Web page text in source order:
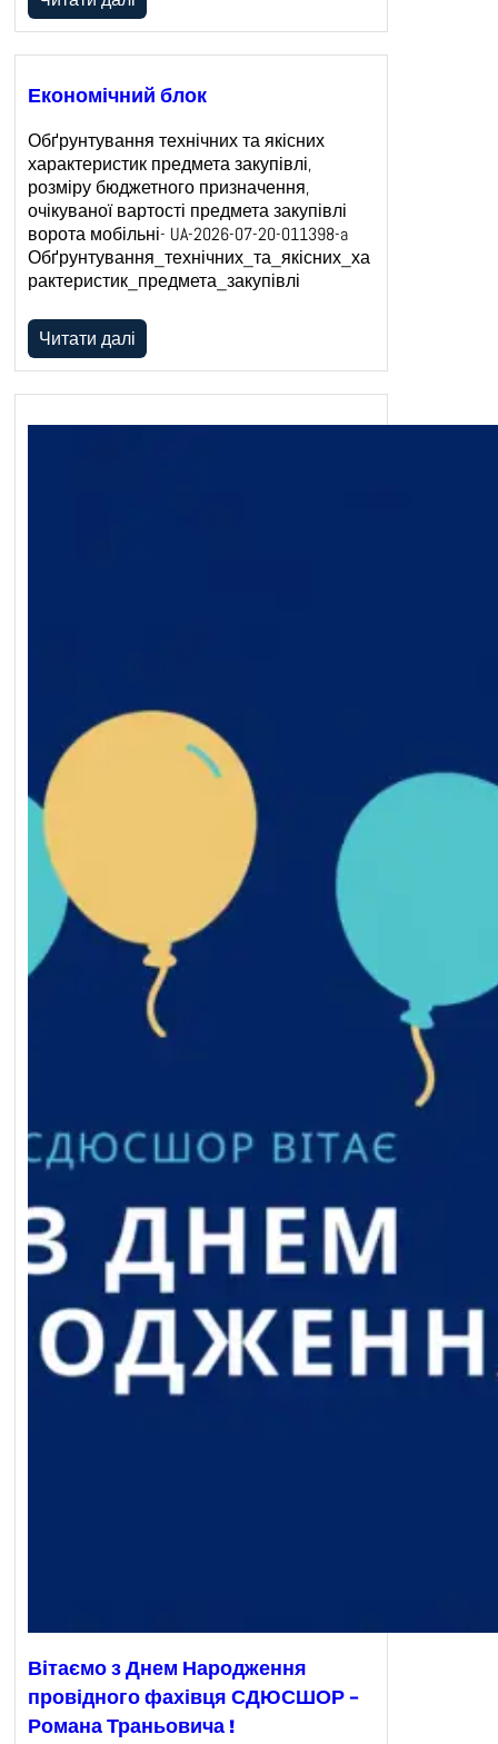
Економічний блок
Обґрунтування технічних та якісних
характеристик предмета закупівлі,
розміру бюджетного призначення,
очікуваної вартості предмета закупівлі
ворота мобільні- UA-2026-07-20-011398-a
Обґрунтування_технічних_та_якісних_ха
рактеристик_предмета_закупівлі
Читати далі
Вітаємо з Днем Народження
провідного фахівця СДЮСШОР –
Романа Траньовича !